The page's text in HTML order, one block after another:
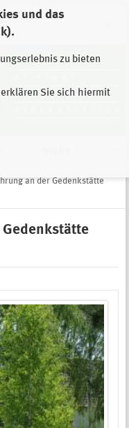
und das
zu bieten
Sie sich hiermit
an der Gedenkstätte